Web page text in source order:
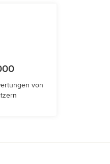
von